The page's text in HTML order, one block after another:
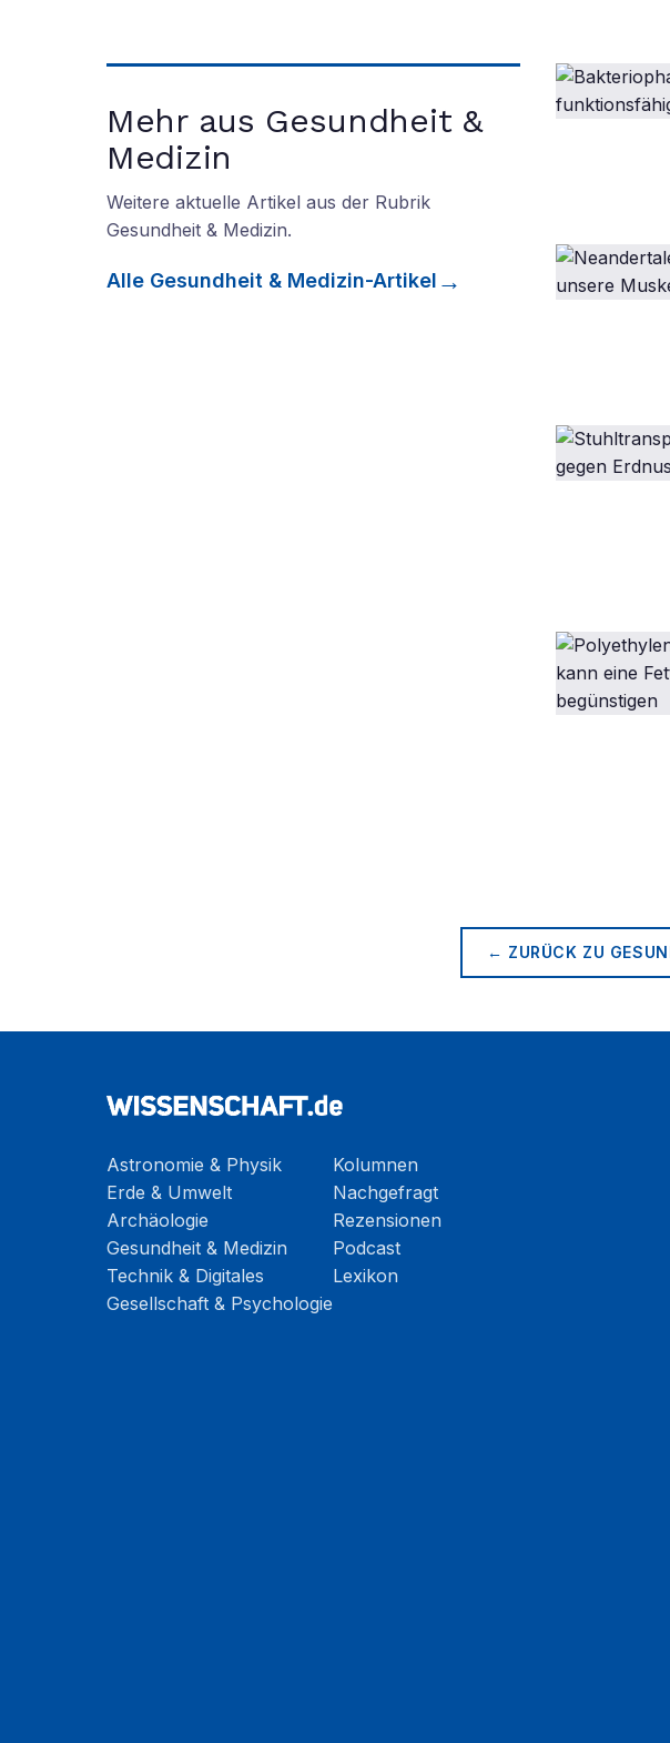
Mehr aus Gesundheit &
Medizin
Weitere aktuelle Artikel aus der Rubrik
Gesundheit & Medizin.
Alle Gesundheit & Medizin-Artikel
← ZURÜCK ZU
Astronomie & Physik
Erde & Umwelt
Archäologie
Gesundheit & Medizin
Technik & Digitales
Gesellschaft & Psychologie
Kolumnen
Nachgefragt
Rezensionen
Podcast
Lexikon